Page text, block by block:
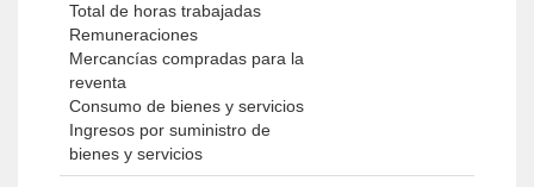
Total de horas trabajadas
Remuneraciones
Mercancías compradas para la
reventa
Consumo de bienes y servicios
Ingresos por suministro de
bienes y servicios